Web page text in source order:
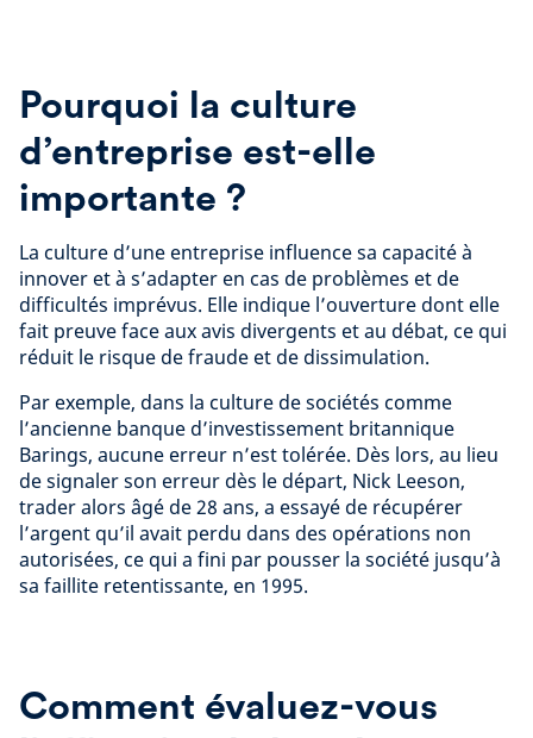
Pourquoi la culture
d’entreprise est-elle
importante ?
La culture d’une entreprise influence sa capacité à
innover et à s’adapter en cas de problèmes et de
difficultés imprévus. Elle indique l’ouverture dont elle
fait preuve face aux avis divergents et au débat, ce qui
réduit le risque de fraude et de dissimulation.
Par exemple, dans la culture de sociétés comme
l’ancienne banque d’investissement britannique
Barings, aucune erreur n’est tolérée. Dès lors, au lieu
de signaler son erreur dès le départ, Nick Leeson,
trader alors âgé de 28 ans, a essayé de récupérer
l’argent qu’il avait perdu dans des opérations non
autorisées, ce qui a fini par pousser la société jusqu’à
sa faillite retentissante, en 1995.
Comment évaluez-vous